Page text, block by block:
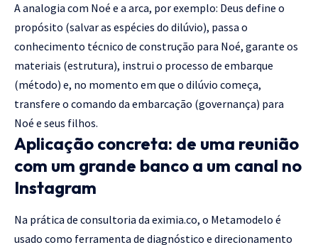
A analogia com Noé e a arca, por exemplo: Deus define o
propósito (salvar as espécies do dilúvio), passa o
conhecimento técnico de construção para Noé, garante os
materiais (estrutura), instrui o processo de embarque
(método) e, no momento em que o dilúvio começa,
transfere o comando da embarcação (governança) para
Noé e seus filhos.
Aplicação concreta: de uma reunião
com um grande banco a um canal no
Instagram
Na prática de consultoria da eximia.co, o Metamodelo é
usado como ferramenta de diagnóstico e direcionamento